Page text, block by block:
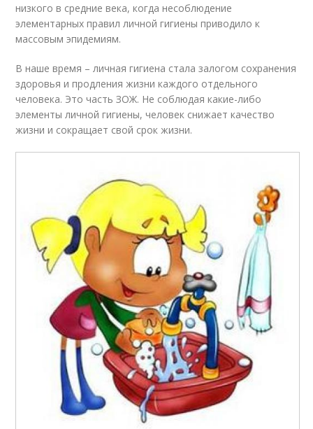
низкого в средние века, когда несоблюдение
элементарных правил личной гигиены приводило к
массовым эпидемиям.
В наше время – личная гигиена стала залогом сохранения
здоровья и продления жизни каждого отдельного
человека. Это часть ЗОЖ. Не соблюдая какие-либо
элементы личной гигиены, человек снижает качество
жизни и сокращает свой срок жизни.